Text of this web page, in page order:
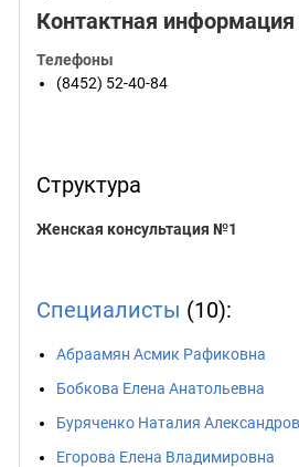
Контактная информация
Телефоны
(8452) 52-40-84
Структура
Женская консультация №1
Специалисты (10):
Абраамян Асмик Рафиковна
Бобкова Елена Анатольевна
Буряченко Наталия
Егорова Елена Владимировна